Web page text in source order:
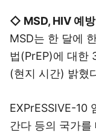
◇ MSD, HIV 예방
MSD는 한 달에
법(PrEP)에 대한
(현지 시간) 밝혔
EXPrESSIVE-10
간다 등의 국가를